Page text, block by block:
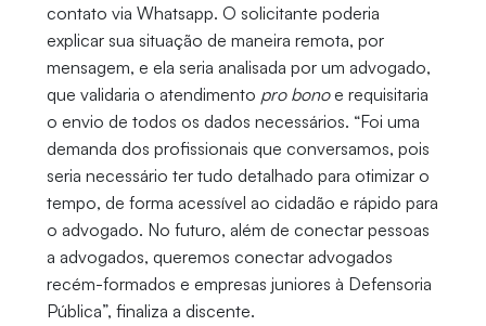
contato via Whatsapp. O solicitante poderia
explicar sua situação de maneira remota, por
mensagem, e ela seria analisada por um advogado,
que validaria o atendimento pro bonoe requisitaria
o envio de todos os dados necessários. “Foi uma
demanda dos profissionais que conversamos, pois
seria necessário ter tudo detalhado para otimizar o
tempo, de forma acessível ao cidadão e rápido para
o advogado. No futuro, além de conectar pessoas
a advogados, queremos conectar advogados
recém-formados e empresas juniores à Defensoria
Pública”, finaliza a discente.